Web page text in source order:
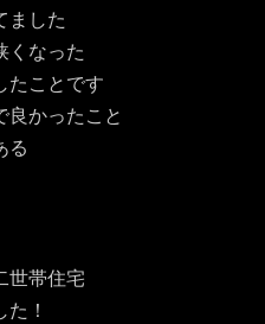
ました
くなった
たことです
良かったこと
る
世帯住宅
！